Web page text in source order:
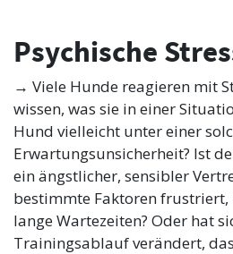
Psychische
→ Viele Hunde reagieren mit
wissen, was sie in einer
Hund vielleicht unter einer
Erwartungsunsicherheit? Ist
ein ängstlicher, sensibler
bestimmte Faktoren
lange Wartezeiten? Oder hat
Trainingsablauf verändert,